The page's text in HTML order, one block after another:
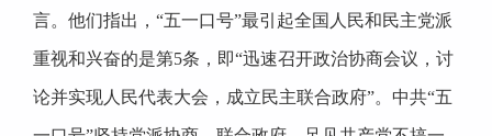
言。他们指出，“五一口号”最引起全国人民和民主党派
重视和兴奋的是第5条，即“迅速召开政治协商会议，讨
论并实现人民代表大会，成立民主联合政府”。中共“五